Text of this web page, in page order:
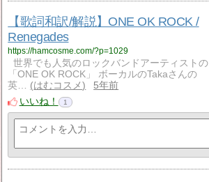
【歌詞和訳/解説】ONE OK ROCK /
Renegades
https://hamcosme.com/?p=1029
世界でも人気のロックバンドアーティストの
「ONE OK ROCK」 ボーカルのTakaさんの
英…
はむコスメ
5年前
いいね！
1